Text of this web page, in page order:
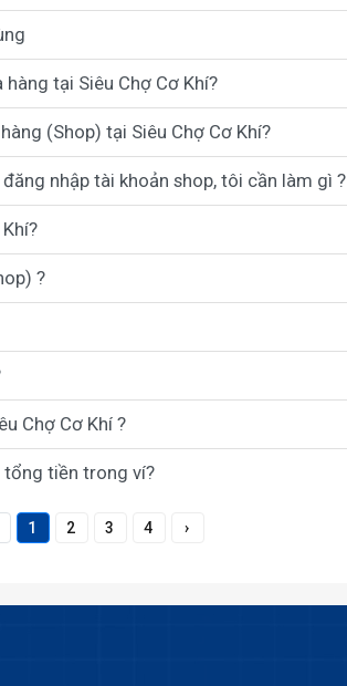
tại Siêu Chợ Cơ Khí?
(Shop) tại Siêu Chợ Cơ Khí?
nhập tài khoản shop, tôi cần làm gì ?
?
Chợ Cơ Khí ?
tổng tiền trong ví?
1 2 3 4 ›